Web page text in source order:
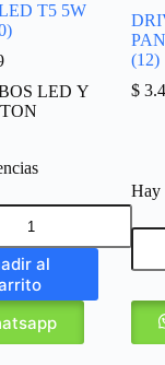
T5 5W
LED Y
al
(12)
$
Hay